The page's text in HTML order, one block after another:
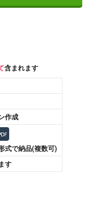
含まれます
作成
式で納品(複数可)
す